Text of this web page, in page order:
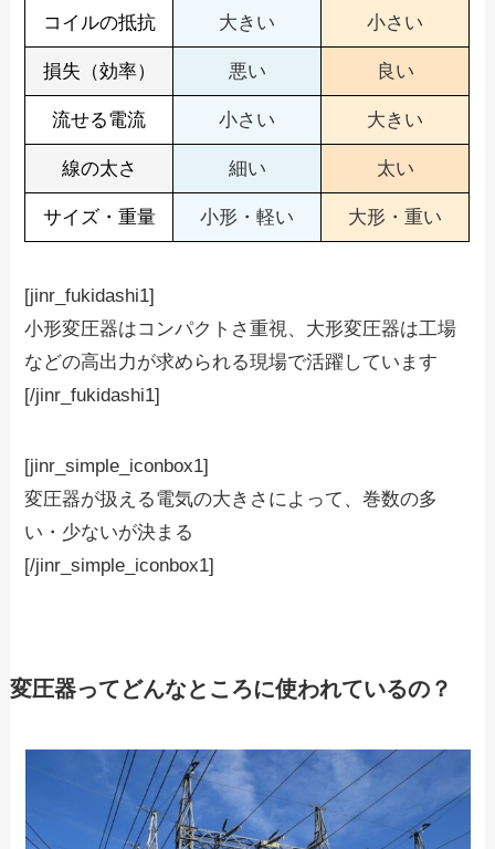
コイルの抵抗 大きい 小さい
損失（効率） 悪い 良い
流せる電流 小さい 大きい
線の太さ 細い 太い
サイズ・重量 小形・軽い 大形・重い
[jinr_fukidashi1]
小形変圧器はコンパクトさ重視、大形変圧器は工場
などの高出力が求められる現場で活躍しています
[/jinr_fukidashi1]
[jinr_simple_iconbox1]
変圧器が扱える電気の大きさによって、巻数の多
い・少ないが決まる
[/jinr_simple_iconbox1]
変圧器ってどんなところに使われているの？